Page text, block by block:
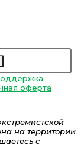
оферта
на территории
с